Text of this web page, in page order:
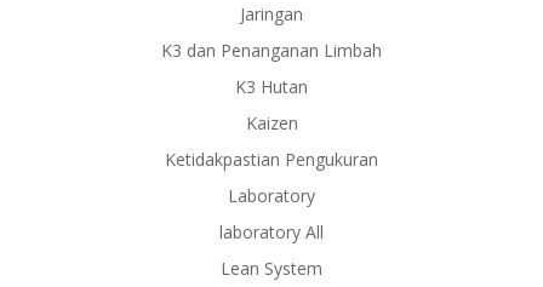
Jaringan
K3 dan Penanganan Limbah
K3 Hutan
Kaizen
Ketidakpastian Pengukuran
Laboratory
laboratory All
Lean System